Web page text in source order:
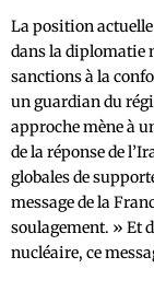
La position
dans la diplomatie
sanctions à la
un guardian du
approche mène à
de la réponse de
globales de
message de la
soulagement. » Et
nucléaire, ce